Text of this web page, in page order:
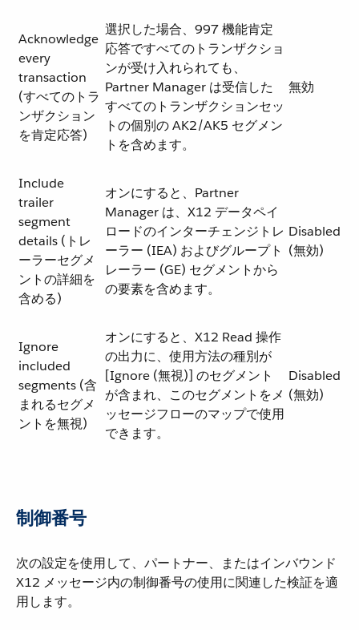
Acknowledge
every
transaction
(すべてのトラ
ンザクション
を肯定応答)
選択した場合、997 機能肯定
応答ですべてのトランザクショ
ンが受け入れられても、
Partner Manager は受信した
すべてのトランザクションセッ
トの個別の AK2/AK5 セグメン
トを含めます。
無効
Include
trailer
segment
details (トレ
ーラーセグメ
ントの詳細を
含める)
オンにすると、Partner
Manager は、X12 データペイ
ロードのインターチェンジトレ
ーラー (IEA) およびグループト
レーラー (GE) セグメントから
の要素を含めます。
Disabled
(無効)
Ignore
included
segments (含
まれるセグメ
ントを無視)
オンにすると、X12 Read 操作
の出力に、使用方法の種別が
[Ignore (無視)] のセグメント
が含まれ、このセグメントをメ
ッセージフローのマップで使用
できます。
Disabled
(無効)
制御番号
次の設定を使用して、パートナー、またはインバウンド
X12 メッセージ内の制御番号の使用に関連した検証を適
用します。